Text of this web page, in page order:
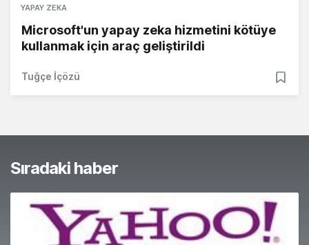
YAPAY ZEKA
Microsoft'un yapay zeka hizmetini kötüye
kullanmak için araç geliştirildi
Tuğçe İçözü
Sıradaki haber